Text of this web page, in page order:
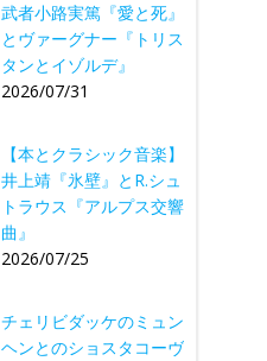
武者小路実篤『愛と死』
とヴァーグナー『トリス
タンとイゾルデ』
2026/07/31
【本とクラシック音楽】
井上靖『氷壁』とR.シュ
トラウス『アルプス交響
曲』
2026/07/25
チェリビダッケのミュン
ヘンとのショスタコーヴ